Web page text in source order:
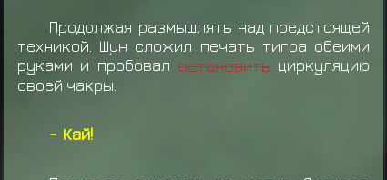
Продолжая размышлять над предстоящей
техникой. Шун сложил печать тигра обеими
руками и пробовал остановитьциркуляцию
своей чакры.
- Кай!